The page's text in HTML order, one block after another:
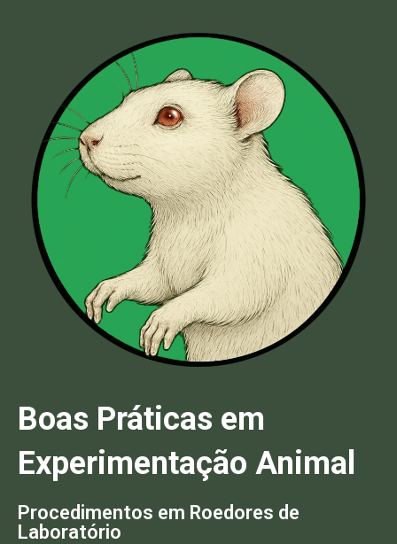
Boas Práticas em
Experimentação Animal
Procedimentos em Roedores de
Laboratório